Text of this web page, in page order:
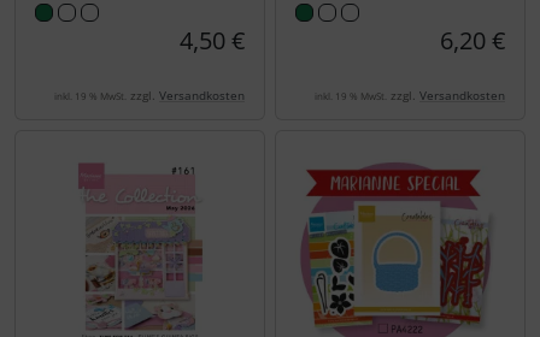
4,50 €
inkl. 19 % MwSt. zzgl. Versandkosten
6,20 €
inkl. 19 % MwSt. zzgl. Versandkosten